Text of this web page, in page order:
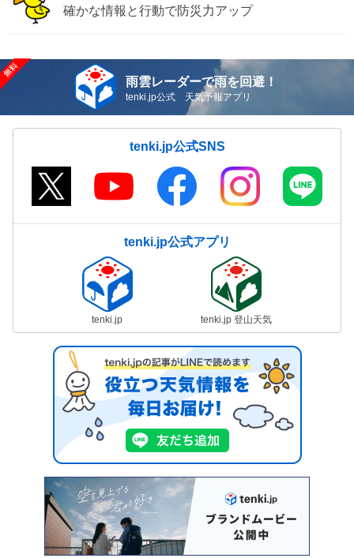
確かな情報と行動で防災力アップ
雨雲レーダーで雨を回避！
tenki.jp公式 天気予報アプリ
tenki.jp公式SNS
tenki.jp公式アプリ
tenki.jp tenki.jp 登山天気